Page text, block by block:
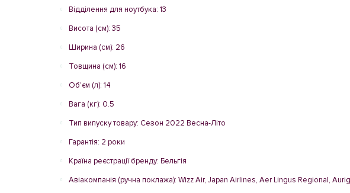
Відділення для ноутбука: 13
Висота (см): 35
Ширина (см): 26
Товщина (см): 16
Об'єм (л): 14
Вага (кг): 0.5
Тип випуску товару: Сезон 2022 Весна-Літо
Гарантія: 2 роки
Країна реєстрації бренду: Бельгія
Авіакомпанія (ручна поклажа): Wizz Air, Japan Airlines, Aer Lingus Regional,